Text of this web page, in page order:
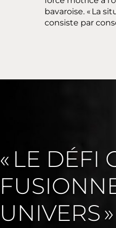
bavaroise. « La
consiste par
« LE DÉFI
UNIVERS »